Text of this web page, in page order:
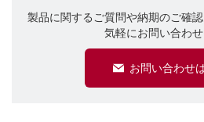
製品に関するご質問や納期のご確
気軽にお問い合わ
お問い合わせ